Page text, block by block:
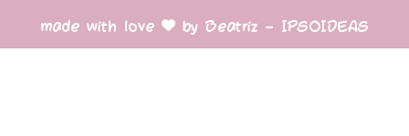
made with love by Beatriz – IPSOIDEAS